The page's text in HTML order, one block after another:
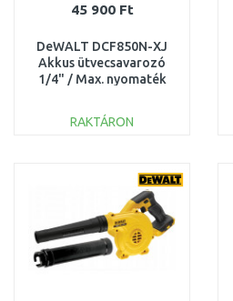
45 900 Ft
DeWALT DCF850N-XJ
Akkus ütvecsavarozó
1/4" / Max. nyomaték
nélkül)
RAKTÁRON
Összehasonlítás